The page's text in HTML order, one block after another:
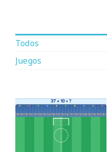
Todos
Juegos
Mundial de
operaciones